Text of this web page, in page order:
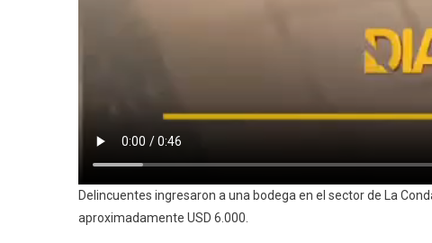
Delincuentes ingresaron a una bodega en el sector de La
aproximadamente USD 6.000.